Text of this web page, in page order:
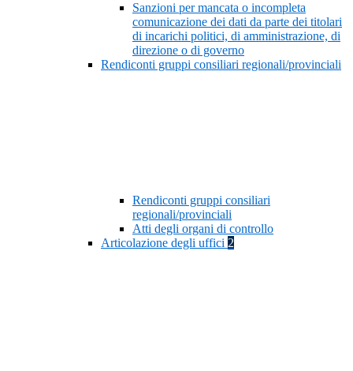
Sanzioni per mancata o incompleta
comunicazione dei dati da parte dei titolari
di incarichi politici, di amministrazione, di
direzione o di governo
Rendiconti gruppi consiliari regionali/provinciali
Rendiconti gruppi consiliari
regionali/provinciali
Atti degli organi di controllo
Articolazione degli uffici 2